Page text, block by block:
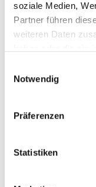
soziale Medien,
Partner führen
weiteren Daten
Notwendig
Präferenzen
Statistiken
Tel